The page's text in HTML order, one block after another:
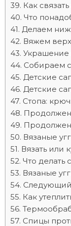
Как
Что
Делаем
Вяжем
Украшение
Собираем
Детские
Детские
Стопа:
Вязаные
Вязать или
Что делать
Вязаные
Следующий
Как
Спицы